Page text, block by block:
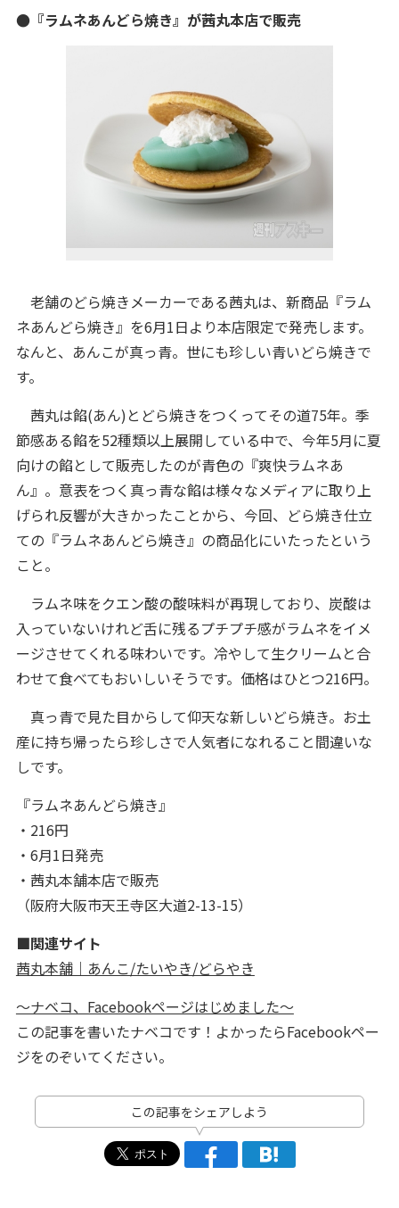
●『ラムネあんどら焼き』が茜丸本店で販売
老舗のどら焼きメーカーである茜丸は、新商品『ラム
ネあんどら焼き』を6月1日より本店限定で発売します。
なんと、あんこが真っ青。世にも珍しい青いどら焼きで
す。
茜丸は餡(あん)とどら焼きをつくってその道75年。季
節感ある餡を52種類以上展開している中で、今年5月に夏
向けの餡として販売したのが青色の『爽快ラムネあ
ん』。意表をつく真っ青な餡は様々なメディアに取り上
げられ反響が大きかったことから、今回、どら焼き仕立
ての『ラムネあんどら焼き』の商品化にいたったという
こと。
ラムネ味をクエン酸の酸味料が再現しており、炭酸は
入っていないけれど舌に残るプチプチ感がラムネをイメ
ージさせてくれる味わいです。冷やして生クリームと合
わせて食べてもおいしいそうです。価格はひとつ216円。
真っ青で見た目からして仰天な新しいどら焼き。お土
産に持ち帰ったら珍しさで人気者になれること間違いな
しです。
『ラムネあんどら焼き』
・216円
・6月1日発売
・茜丸本舗本店で販売
（阪府大阪市天王寺区大道2-13-15）
■関連サイト
茜丸本舗｜あんこ/たいやき/どらやき
～ナベコ、Facebookページはじめました～
この記事を書いたナベコです！よかったらFacebookペー
ジをのぞいてください。
この記事をシェアしよう